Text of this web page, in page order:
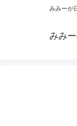
みみーが
みみ